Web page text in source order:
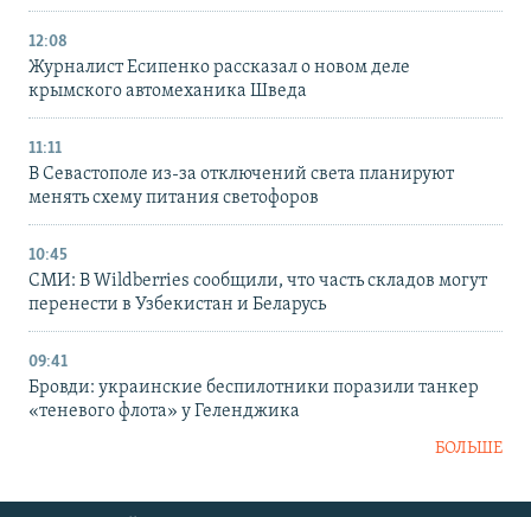
12:08
Журналист Есипенко рассказал о новом деле
крымского автомеханика Шведа
11:11
В Севастополе из-за отключений света планируют
менять схему питания светофоров
10:45
СМИ: В Wildberries сообщили, что часть складов могут
перенести в Узбекистан и Беларусь
09:41
Бровди: украинские беспилотники поразили танкер
«теневого флота» у Геленджика
БОЛЬШЕ